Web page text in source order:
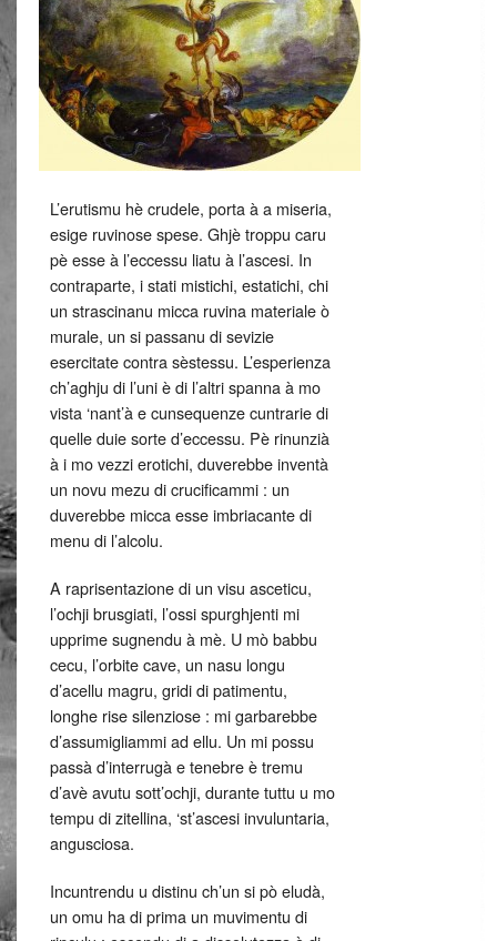
L’erutismu hè crudele, porta à a miseria,
esige ruvinose spese. Ghjè troppu caru
pè esse à l’eccessu liatu à l’ascesi. In
contraparte, i stati mistichi, estatichi, chi
un strascinanu micca ruvina materiale ò
murale, un si passanu di sevizie
esercitate contra sèstessu. L’esperienza
ch’aghju di l’uni è di l’altri spanna à mo
vista ‘nant’à e cunsequenze cuntrarie di
quelle duie sorte d’eccessu. Pè rinunzià
à i mo vezzi erotichi, duverebbe inventà
un novu mezu di crucificammi : un
duverebbe micca esse imbriacante di
menu di l’alcolu.
A raprisentazione di un visu asceticu,
l’ochji brusgiati, l’ossi spurghjenti mi
upprime sugnendu à mè. U mò babbu
cecu, l’orbite cave, un nasu longu
d’acellu magru, gridi di patimentu,
longhe rise silenziose : mi garbarebbe
d’assumigliammi ad ellu. Un mi possu
passà d’interrugà e tenebre è tremu
d’avè avutu sott’ochji, durante tuttu u mo
tempu di zitellina, ‘st’ascesi invuluntaria,
angusciosa.
Incuntrendu u distinu ch’un si pò eludà,
un omu ha di prima un muvimentu di